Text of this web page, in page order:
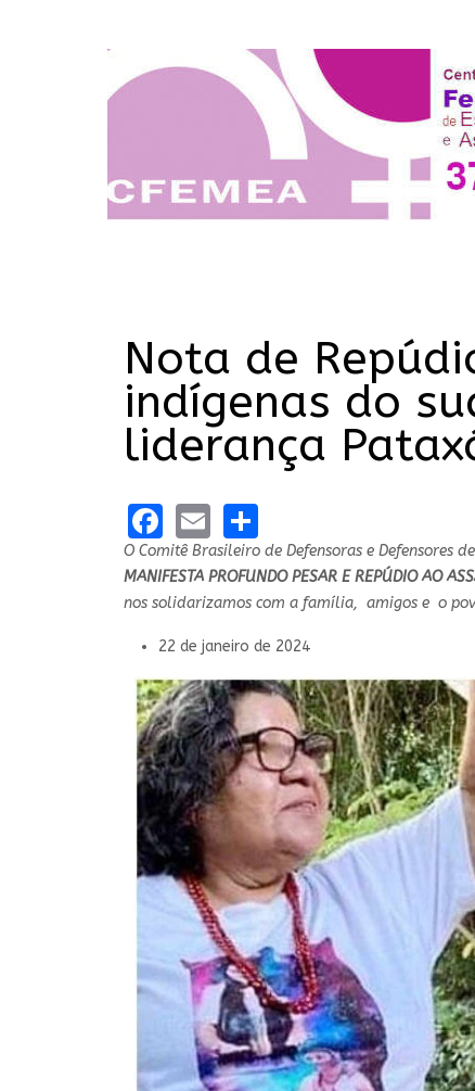
Nota de
indígenas do
liderança
Facebook
Email
O Comitê Brasileiro de Defensoras e Defensores
MANIFESTA PROFUNDO PESAR E REPÚDIO AO
nos solidarizamos com a família, amigos e o
22 de janeiro de 2024